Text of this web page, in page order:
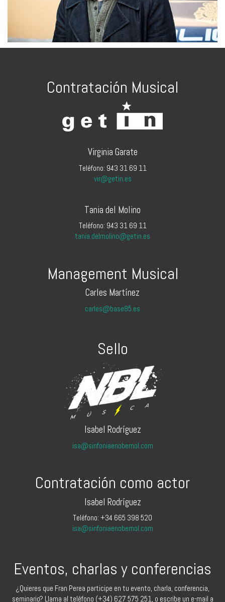
Contratación Musical
Virginia Garate
Teléfono: 943 31 69 11
vir@getin.es
Tania del Molino
Teléfono: 943 31 69 11
tania.delmolino@getin.es
Management Musical
Carles Martínez
carles@base85.es
Sello
Isabel Rodríguez
isa@sinfoniaenobemol.com
Contratación como actor
Isabel Rodríguez
Teléfono: +34 665 398 520
isa@sinfoniaenobemol.com
Eventos, charlas y conferencias
¿Quieres que Fran Perea participe en tu evento, charla, conferencia,
seminario? Llama al teléfono (+34) 627 575 251, o escribe un e-mail a